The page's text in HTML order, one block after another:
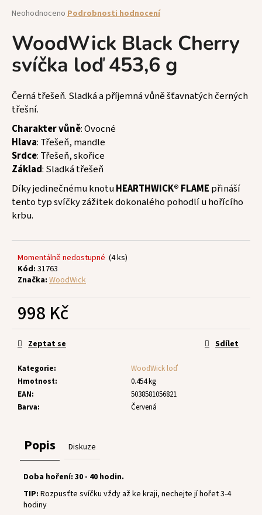
Průměrné
produktu
je
z
hvězdiček.
Neohodnoceno Podrobnosti hodnocení
WoodWick Black Cherry
svíčka loď 453,6 g
Černá třešeň. Sladká a příjemná vůně šťavnatých černých
třešní.
Charakter vůně: Ovocné
Hlava: Třešeň, mandle
Srdce: Třešeň, skořice
Základ: Sladká třešeň
Díky jedinečnému knotuHEARTHWICK® FLAME přináší
tento typ svíčky zážitek dokonalého pohodlí u hořícího
krbu.
Momentálně nedostupné (4 ks)
Kód: 31763
Značka: WoodWick
998 Kč
Měrná
cena:
Kategorie:
WoodWick loď
Hmotnost:
0.454 kg
EAN:
5038581056821
Barva: Červená
Zeptat se Sdílet
Popis Diskuze
Doba hoření: 30 - 40 hodin.
TIP: Rozpusťte svíčku vždy až ke kraji, nechejte jí hořet 3-4
hodiny
a
j
í
t
?
HLEDAT
D
o
p
r
u
u
e
m
e